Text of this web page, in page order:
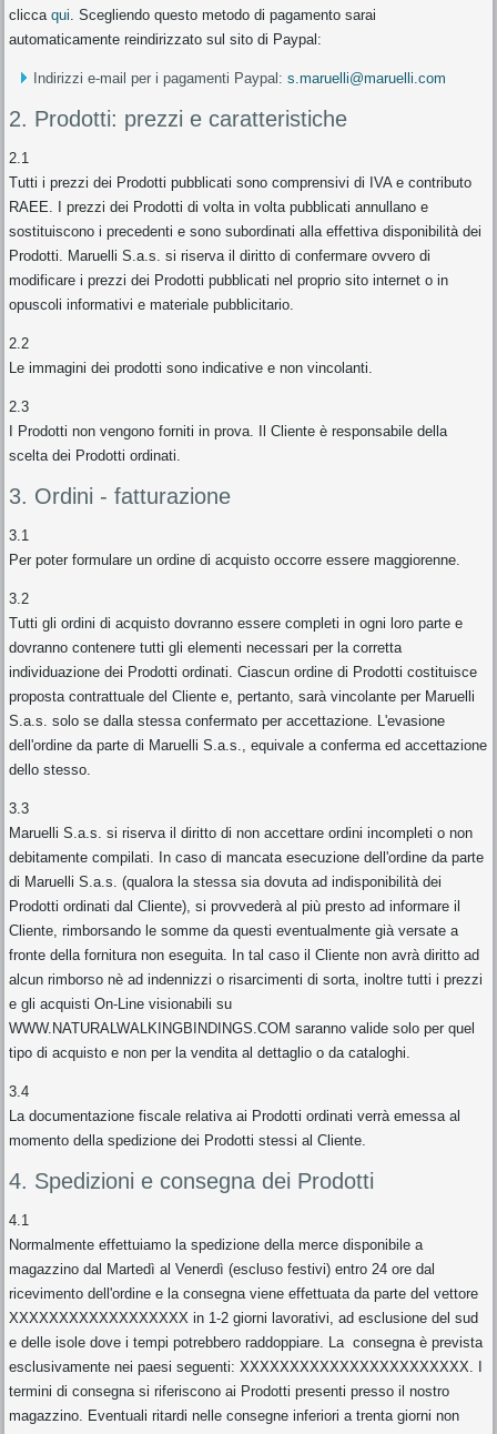
cliccaqui . Scegliendo questo metodo di pagamento sarai
automaticamente reindirizzato sul sito di Paypal:
Indirizzi e-mail per i pagamenti Paypal:s.maruelli@maruelli.com
2. Prodotti: prezzi e caratteristiche
2.1
Tutti i prezzi dei Prodotti pubblicati sono comprensivi di IVA e contributo
RAEE. I prezzi dei Prodotti di volta in volta pubblicati annullano e
sostituiscono i precedenti e sono subordinati alla effettiva disponibilità dei
Prodotti. Maruelli S.a.s. si riserva il diritto di confermare ovvero di
modificare i prezzi dei Prodotti pubblicati nel proprio sito internet o in
opuscoli informativi e materiale pubblicitario.
2.2
Le immagini dei prodotti sono indicative e non vincolanti.
2.3
I Prodotti non vengono forniti in prova. Il Cliente è responsabile della
scelta dei Prodotti ordinati.
3. Ordini - fatturazione
3.1
Per poter formulare un ordine di acquisto occorre essere maggiorenne.
3.2
Tutti gli ordini di acquisto dovranno essere completi in ogni loro parte e
dovranno contenere tutti gli elementi necessari per la corretta
individuazione dei Prodotti ordinati. Ciascun ordine di Prodotti costituisce
proposta contrattuale del Cliente e, pertanto, sarà vincolante per Maruelli
S.a.s. solo se dalla stessa confermato per accettazione. L'evasione
dell'ordine da parte di Maruelli S.a.s., equivale a conferma ed accettazione
dello stesso.
3.3
Maruelli S.a.s. si riserva il diritto di non accettare ordini incompleti o non
debitamente compilati. In caso di mancata esecuzione dell'ordine da parte
di Maruelli S.a.s. (qualora la stessa sia dovuta ad indisponibilità dei
Prodotti ordinati dal Cliente), si provvederà al più presto ad informare il
Cliente, rimborsando le somme da questi eventualmente già versate a
fronte della fornitura non eseguita. In tal caso il Cliente non avrà diritto ad
alcun rimborso nè ad indennizzi o risarcimenti di sorta, inoltre tutti i prezzi
e gli acquisti On-Line visionabili su
WWW.NATURALWALKINGBINDINGS.COM saranno valide solo per quel
tipo di acquisto e non per la vendita al dettaglio o da cataloghi.
3.4
La documentazione fiscale relativa ai Prodotti ordinati verrà emessa al
momento della spedizione dei Prodotti stessi al Cliente.
4. Spedizioni e consegna dei Prodotti
4.1
Normalmente effettuiamo la spedizione della merce disponibile a
magazzino dal Martedì al Venerdì (escluso festivi) entro 24 ore dal
ricevimento dell'ordine e la consegna viene effettuata da parte del vettore
XXXXXXXXXXXXXXXXXX in 1-2 giorni lavorativi, ad esclusione del sud
e delle isole dove i tempi potrebbero raddoppiare. La consegna è prevista
esclusivamente nei paesi seguenti: XXXXXXXXXXXXXXXXXXXXXXX. I
termini di consegna si riferiscono ai Prodotti presenti presso il nostro
magazzino. Eventuali ritardi nelle consegne inferiori a trenta giorni non